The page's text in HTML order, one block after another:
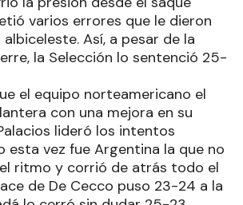
varios errores que le dieron
Así, a pesar de la
la Selección lo sentenció 25-
el equipo norteamericano el
con una mejora en su
lideró los intentos
esta vez fue Argentina la que no
ritmo y corrió de atrás todo el
de De Cecco puso 23-24 a la